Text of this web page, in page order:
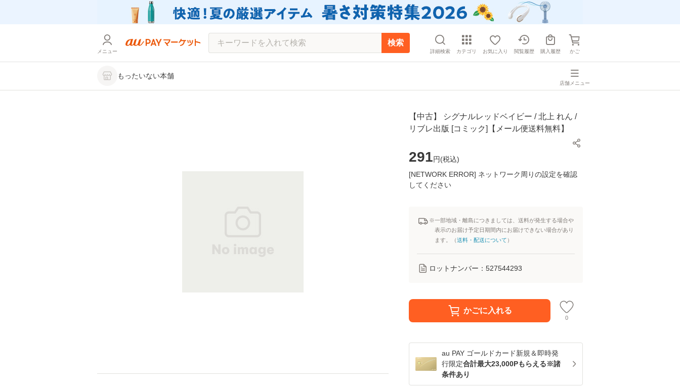
メニュー
検索
詳細検索 カテゴリ お気に入り 閲覧履歴 購入履歴 かご
もったいない本舗
店舗メニュー
【中古】 シグナルレッドベイビー / 北上 れん /
リブレ出版 [コミック]【メール便送料無料】
291円(税込)
[NETWORK ERROR] ネットワーク周りの設定を確認
してください
※一部地域・離島につきましては、送料が発生する場合や
表示のお届け予定日期間内にお届けできない場合があり
ます。（送料・配送について ）
ロットナンバー： 527544293
かごに入れる
0
au PAY ゴールドカード新規＆即時発
行限定合計最大23,000Pもらえる※諸
条件あり